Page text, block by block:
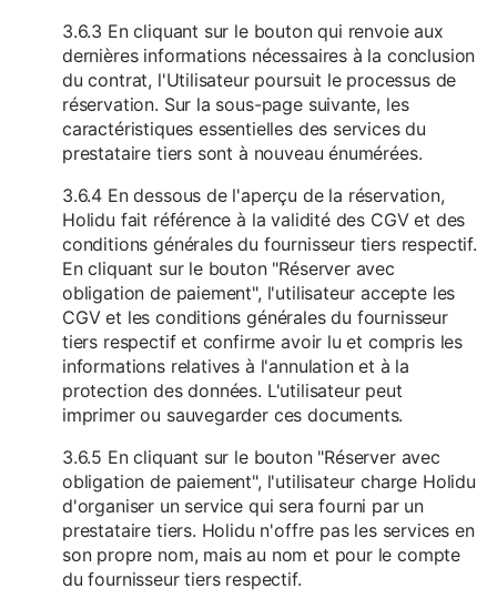
3.6.3 En cliquant sur le bouton qui renvoie aux
dernières informations nécessaires à la conclusion
du contrat, l'Utilisateur poursuit le processus de
réservation. Sur la sous-page suivante, les
caractéristiques essentielles des services du
prestataire tiers sont à nouveau énumérées.
3.6.4 En dessous de l'aperçu de la réservation,
Holidu fait référence à la validité des CGV et des
conditions générales du fournisseur tiers respectif.
En cliquant sur le bouton "Réserver avec
obligation de paiement", l'utilisateur accepte les
CGV et les conditions générales du fournisseur
tiers respectif et confirme avoir lu et compris les
informations relatives à l'annulation et à la
protection des données. L'utilisateur peut
imprimer ou sauvegarder ces documents.
3.6.5 En cliquant sur le bouton "Réserver avec
obligation de paiement", l'utilisateur charge Holidu
d'organiser un service qui sera fourni par un
prestataire tiers. Holidu n'offre pas les services en
son propre nom, mais au nom et pour le compte
du fournisseur tiers respectif.